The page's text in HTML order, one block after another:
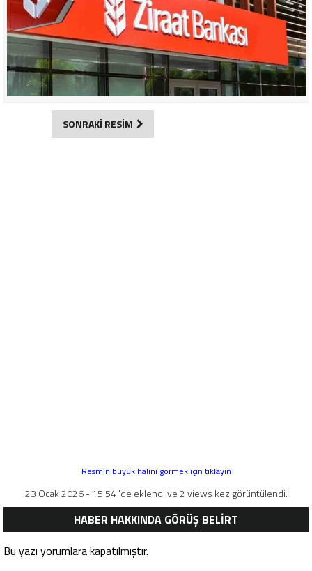
SONRAKİ RESİM
Resmin büyük halini görmek için tıklayın
23 Ocak 2026 - 15:54 'de eklendi ve 2 views kez görüntülendi.
HABER HAKKINDA GÖRÜŞ BELİRT
Bu yazı yorumlara kapatılmıştır.